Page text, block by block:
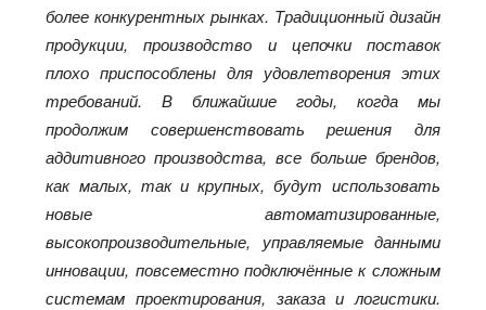
более конкурентных рынках. Традиционный дизайн
продукции, производство и цепочки поставок
плохо приспособлены для удовлетворения этих
требований. В ближайшие годы, когда мы
продолжим совершенствовать решения для
аддитивного производства, все больше брендов,
как малых, так и крупных, будут использовать
новые автоматизированные,
высокопроизводительные, управляемые данными
инновации, повсеместно подключённые к сложным
системам проектирования, заказа и логистики.